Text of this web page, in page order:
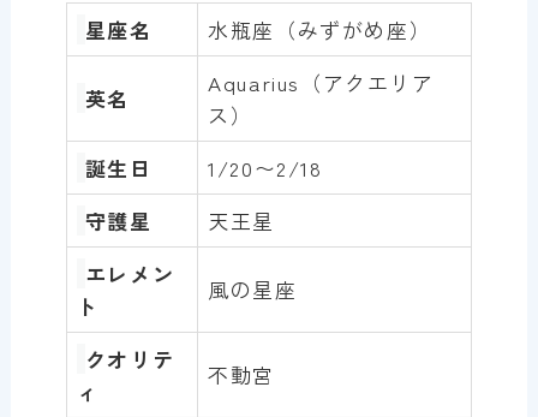
星座名 水瓶座（みずがめ座）
英名
Aquarius（アクエリア
ス）
誕生日
1/20〜2/18
守護星
天王星
エレメン
ト
風の星座
クオリテ
ィ
不動宮